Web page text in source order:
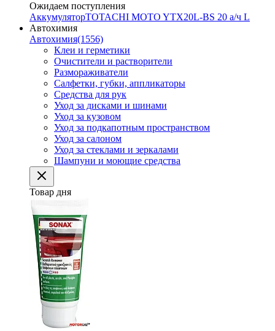
Ожидаем поступления
АккумуляторTOTACHI MOTO YTX20L-BS 20 а/ч L
Автохимия
Автохимия(1556)
Клеи и герметики
Очистители и растворители
Размораживатели
Салфетки, губки, аппликаторы
Средства для рук
Уход за дисками и шинами
Уход за кузовом
Уход за подкапотным пространством
Уход за салоном
Уход за стеклами и зеркалами
Шампуни и моющие средства
Товар дня